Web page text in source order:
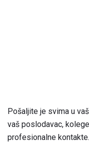
Pošaljite je svima u
vaš poslodavac,
profesionalne kontakte.